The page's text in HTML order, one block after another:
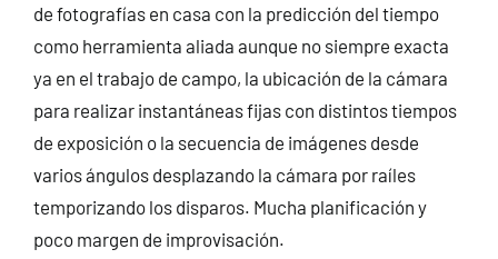
de fotografías en casa con la predicción del tiempo
como herramienta aliada aunque no siempre exacta
ya en el trabajo de campo, la ubicación de la cámara
para realizar instantáneas fijas con distintos tiempos
de exposición o la secuencia de imágenes desde
varios ángulos desplazando la cámara por raíles
temporizando los disparos. Mucha planificación y
poco margen de improvisación.